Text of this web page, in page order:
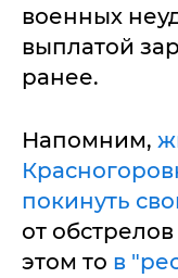
военных
выплатой
ранее.
Напомним,
покинуть
от
этом то в